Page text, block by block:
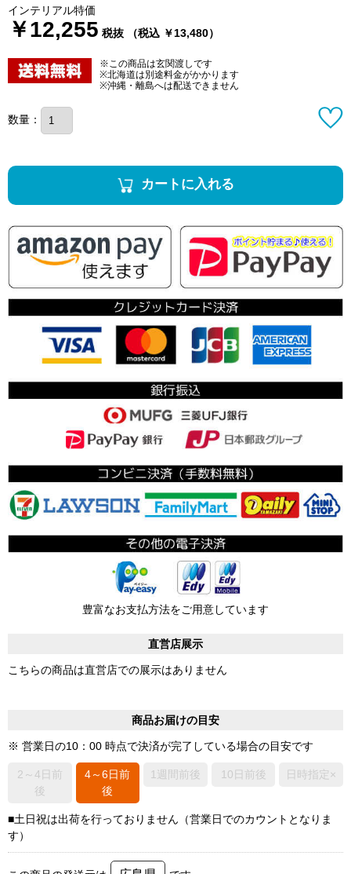
インテリアル特価
￥12,255 税抜 （税込 ￥13,480）
※この商品は玄関渡しです
※北海道は別途料金がかかります
※沖縄・離島へは配送できません
数量：
カートに入れる
豊富なお支払方法をご用意しています
直営店展示
こちらの商品は直営店での展示はありません
商品お届けの目安
※ 営業日の10：00 時点で決済が完了している場合の目安です
2～4日前
後
4～6日前
後
1週間前後 10日前後 日時指定×
■土日祝は出荷を行っておりません（営業日でのカウントとなりま
す）